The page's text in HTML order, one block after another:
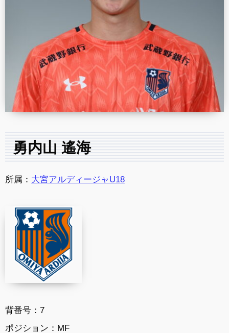
勇内山 遙海
所属： 大宮アルディージャU18
背番号：7
ポジション：MF